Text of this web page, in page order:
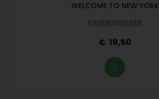
WELCOME TO NEW YORK
RAVENSBURGER
19,50